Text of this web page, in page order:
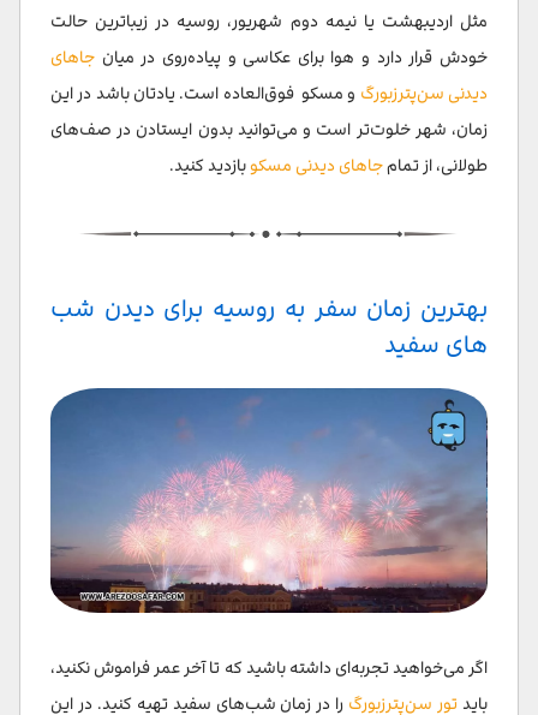
مثل اردیبهشت یا نیمه دوم شهریور، روسیه در زیباترین حالت
خودش قرار دارد و هوا برای عکاسی و پیاده‌روی در میان جاهای
دیدنی سن‌پترزبورگ و مسکو فوق‌العاده است. یادتان باشد در این
زمان، شهر خلوت‌تر است و می‌توانید بدون ایستادن در صف‌های
طولانی، از تمامجاهای دیدنی مسکوبازدید کنید.
بهترین زمان سفر به روسیه برای دیدن شب
های سفید
اگر می‌خواهید تجربه‌ای داشته باشید که تا آخر عمر فراموش نکنید،
باید تور سن‌پترزبورگ را در زمان شب‌های سفید تهیه کنید. در این